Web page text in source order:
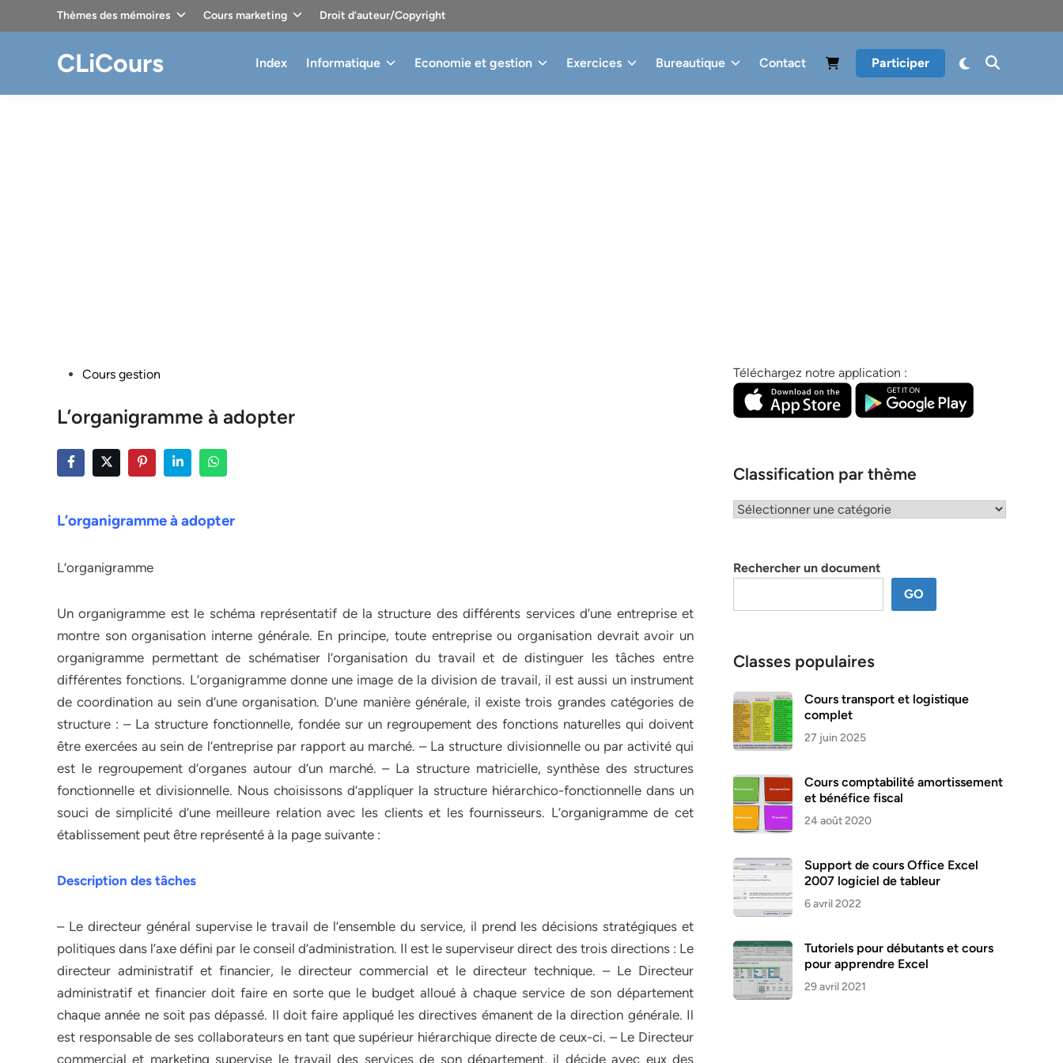
Thèmes des mémoires Cours marketing Droit d’auteur/Copyright
CLiCours Index Informatique Economie et gestion Exercices Bureautique Contact Participer
PostedCours gestion
L’organigramme à adopter
L’organigramme à adopter
L’organigramme
Un organigramme est le schéma représentatif de la structure des différents services d’une entreprise et
montre son organisation interne générale. En principe, toute entreprise ou organisation devrait avoir un
organigramme permettant de schématiser l’organisation du travail et de distinguer les tâches entre
différentes fonctions. L’organigramme donne une image de la division de travail, il est aussi un instrument
de coordination au sein d’une organisation. D’une manière générale, il existe trois grandes catégories de
structure : – La structure fonctionnelle, fondée sur un regroupement des fonctions naturelles qui doivent
être exercées au sein de l’entreprise par rapport au marché. – La structure divisionnelle ou par activité qui
est le regroupement d’organes autour d’un marché. – La structure matricielle, synthèse des structures
fonctionnelle et divisionnelle. Nous choisissons d’appliquer la structure hiérarchico-fonctionnelle dans un
souci de simplicité d’une meilleure relation avec les clients et les fournisseurs. L’organigramme de cet
établissement peut être représenté à la page suivante :
Description des tâches
– Le directeur général supervise le travail de l’ensemble du service, il prend les décisions stratégiques et
politiques dans l’axe défini par le conseil d’administration. Il est le superviseur direct des trois directions : Le
directeur administratif et financier, le directeur commercial et le directeur technique. – Le Directeur
administratif et financier doit faire en sorte que le budget alloué à chaque service de son département
chaque année ne soit pas dépassé. Il doit faire appliqué les directives émanent de la direction générale. Il
est responsable de ses collaborateurs en tant que supérieur hiérarchique directe de ceux-ci. – Le Directeur
commercial et marketing supervise le travail des services de son département, il décide avec eux des
Téléchargez notre application :
Classification par thème
Classification
Rechercher un document
GO
Classes populaires
Cours transport et logistique
complet
27 juin 2025
Cours comptabilité amortissement
et bénéfice fiscal
24 août 2020
Support de cours Office Excel
2007 logiciel de tableur
6 avril 2022
Tutoriels pour débutants et cours
pour apprendre Excel
29 avril 2021